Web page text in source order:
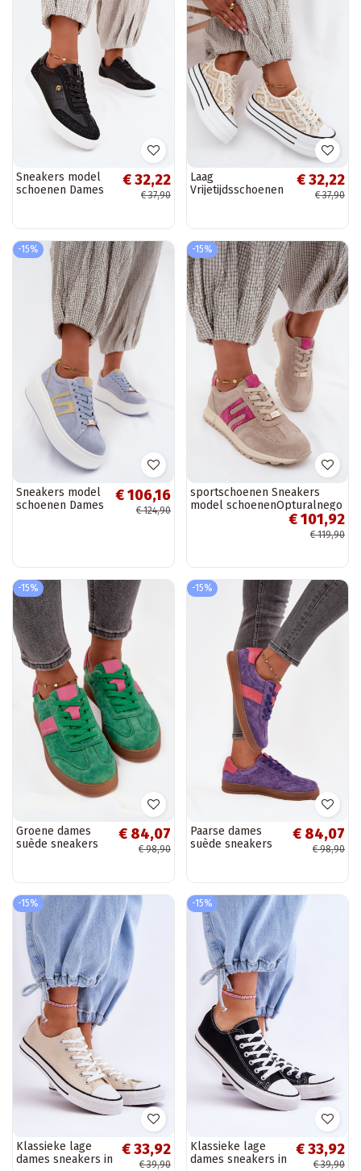
Sneakers model
schoenen Dames
€ 32,22
€ 37,90
Laag
Vrijetijdsschoenen
€ 32,22
€ 37,90
-15%
Sneakers model
schoenen Dames
€ 106,16
€ 124,90
-15%
sportschoenen Sneakers
model schoenenOpturalnego
van suèdeu Dames beige
€ 101,92
€ 119,90
-15%
Groene dames
suède sneakers
€ 84,07
€ 98,90
-15%
Paarse dames
suède sneakers
€ 84,07
€ 98,90
-15%
Klassieke lage
dames sneakers in
€ 33,92
€ 39,90
-15%
Klassieke lage
dames sneakers in
€ 33,92
€ 39,90